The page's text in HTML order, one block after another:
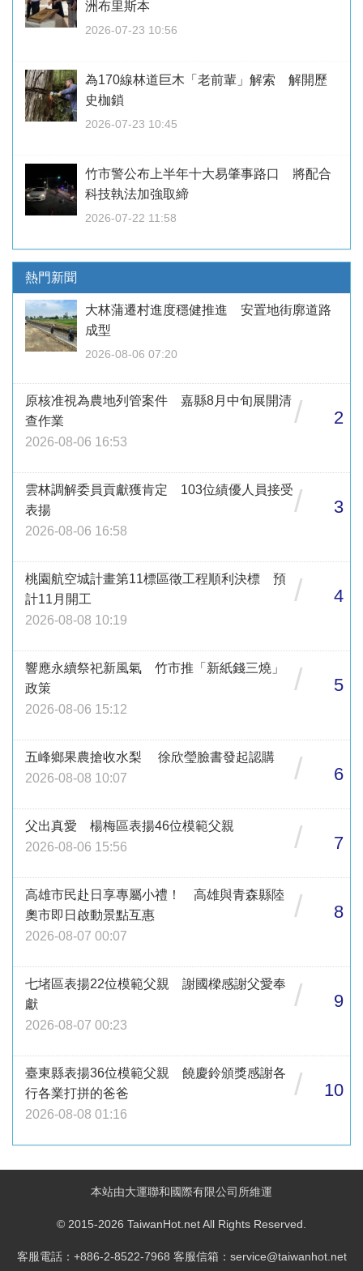
洲布里斯本
2026-07-23 10:56
為170線林道巨木「老前輩」解索 解開歷
史枷鎖
2026-07-23 10:45
竹市警公布上半年十大易肇事路口 將配合
科技執法加強取締
2026-07-22 11:58
熱門新聞
大林蒲遷村進度穩健推進 安置地街廓道路
成型
2026-08-06 07:20
原核准視為農地列管案件 嘉縣8月中旬展開清
查作業
2026-08-06 16:53
/ 2
雲林調解委員貢獻獲肯定 103位績優人員接受
表揚
2026-08-06 16:58
/ 3
桃園航空城計畫第11標區徵工程順利決標 預
計11月開工
2026-08-08 10:19
/ 4
響應永續祭祀新風氣 竹市推「新紙錢三燒」
政策
2026-08-06 15:12
/ 5
五峰鄉果農搶收水梨 徐欣瑩臉書發起認購
2026-08-08 10:07
/ 6
父出真愛 楊梅區表揚46位模範父親
2026-08-06 15:56
/ 7
高雄市民赴日享專屬小禮！ 高雄與青森縣陸
奧市即日啟動景點互惠
2026-08-07 00:07
/ 8
七堵區表揚22位模範父親 謝國樑感謝父愛奉
獻
2026-08-07 00:23
/ 9
臺東縣表揚36位模範父親 饒慶鈴頒獎感謝各
行各業打拼的爸爸
2026-08-08 01:16
/ 10
本站由大運聯和國際有限公司所維運
© 2015-2026 TaiwanHot.net All Rights Reserved.
客服電話：+886-2-8522-7968 客服信箱：service@taiwanhot.net